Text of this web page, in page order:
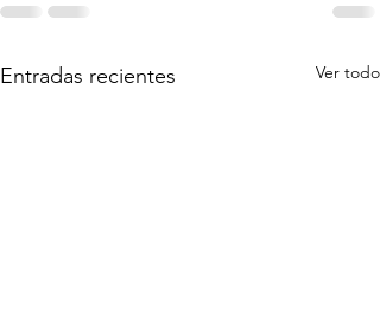
Entradas recientes Ver todo